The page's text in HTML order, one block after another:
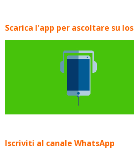
Scarica l'app per ascoltare su Ios
Iscriviti al canale WhatsApp